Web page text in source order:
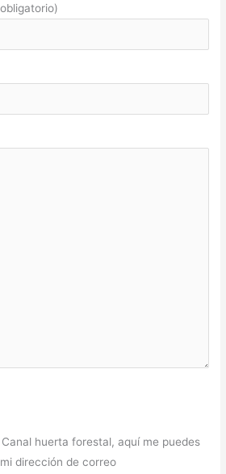
huerta forestal, aquí me puedes
dirección de correo